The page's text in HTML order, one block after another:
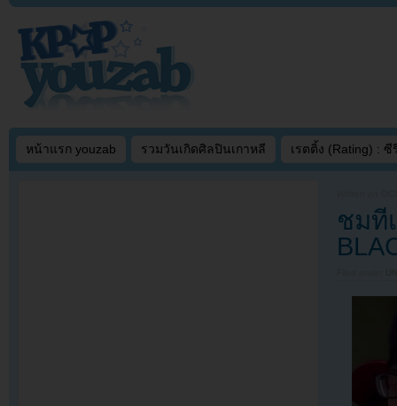
หน้าแรก youzab รวมวันเกิดศิลปินเกาหลี เรตติ้ง (Rating) : ซี
ชมที